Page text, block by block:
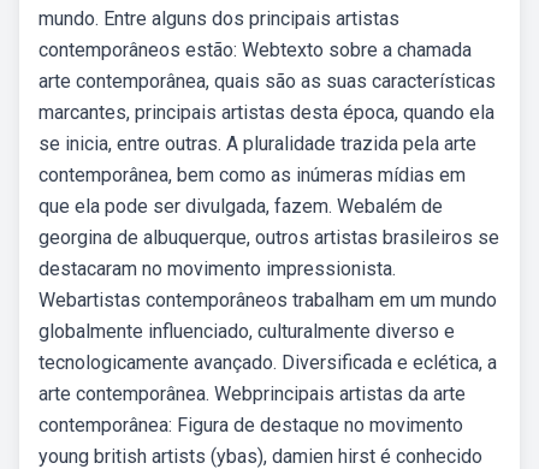
mundo. Entre alguns dos principais artistas
contemporâneos estão: Webtexto sobre a chamada
arte contemporânea, quais são as suas características
marcantes, principais artistas desta época, quando ela
se inicia, entre outras. A pluralidade trazida pela arte
contemporânea, bem como as inúmeras mídias em
que ela pode ser divulgada, fazem. Webalém de
georgina de albuquerque, outros artistas brasileiros se
destacaram no movimento impressionista.
Webartistas contemporâneos trabalham em um mundo
globalmente influenciado, culturalmente diverso e
tecnologicamente avançado. Diversificada e eclética, a
arte contemporânea. Webprincipais artistas da arte
contemporânea: Figura de destaque no movimento
young british artists (ybas), damien hirst é conhecido